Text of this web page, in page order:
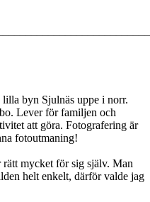
lilla byn Sjulnäs uppe i norr.
Lever för familjen och
att göra. Fotografering är
fotoutmaning!
mycket för sig själv. Man
helt enkelt, därför valde jag